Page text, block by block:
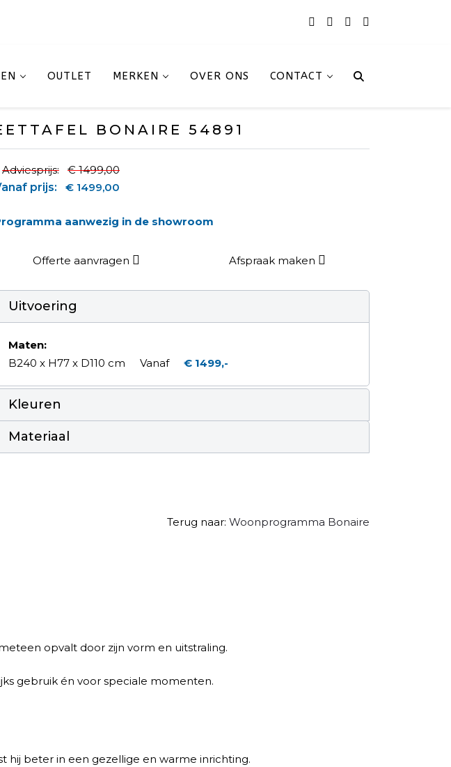
OUTLET MERKEN OVER ONS CONTACT
BONAIRE 54891
Adviesprijs:
€ 1499,00
prijs:
€ 1499,00
aanwezig in de showroom
Offerte aanvragen Afspraak maken
Uitvoering
Maten:
B240 x H77 x D110 cm
Vanaf € 1499,-
Kleuren
Materiaal
Terug naar: Woonprogramma Bonaire
opvalt door zijn vorm en uitstraling.
gebruik én voor speciale momenten.
beter in een gezellige en warme inrichting.